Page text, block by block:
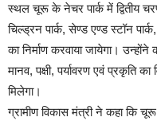
स्थल चूरू के नेचर पार्क में द्वितीय
चिल्ड्रन पार्क, सेण्ड एण्ड स्टॉन
का निर्माण करवाया जायेगा।
मानव, पक्षी, पर्यावरण एवं प्रकृति
मिलेगा।
ग्रामीण विकास मंत्री ने कहा कि